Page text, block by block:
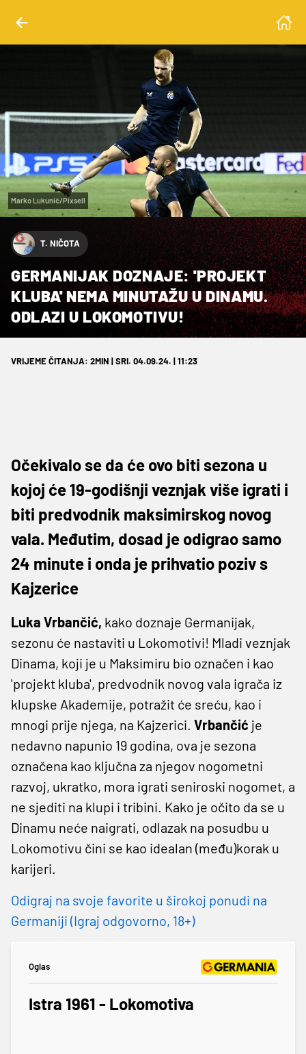
Marko Lukunić/Pixsell
T. NIČOTA
GERMANIJAK DOZNAJE: 'PROJEKT
KLUBA' NEMA MINUTAŽU U DINAMU.
ODLAZI U LOKOMOTIVU!
VRIJEME ČITANJA: 2MIN | SRI. 04.09.24. | 11:23
Očekivalo se da će ovo biti sezona u
kojoj će 19-godišnji veznjak više igrati i
biti predvodnik maksimirskog novog
vala. Međutim, dosad je odigrao samo
24 minute i onda je prihvatio poziv s
Kajzerice
Luka Vrbančić, kako doznaje Germanijak,
sezonu će nastaviti u Lokomotivi! Mladi veznjak
Dinama, koji je u Maksimiru bio označen i kao
'projekt kluba', predvodnik novog vala igrača iz
klupske Akademije, potražit će sreću, kao i
mnogi prije njega, na Kajzerici. Vrbančić je
nedavno napunio 19 godina, ova je sezona
označena kao ključna za njegov nogometni
razvoj, ukratko, mora igrati seniroski nogomet, a
ne sjediti na klupi i tribini. Kako je očito da se u
Dinamu neće naigrati, odlazak na posudbu u
Lokomotivu čini se kao idealan (među)korak u
karijeri.
Odigraj na svoje favorite u širokoj ponudi na
Germaniji (Igraj odgovorno, 18+)
Oglas
Istra 1961 - Lokomotiva